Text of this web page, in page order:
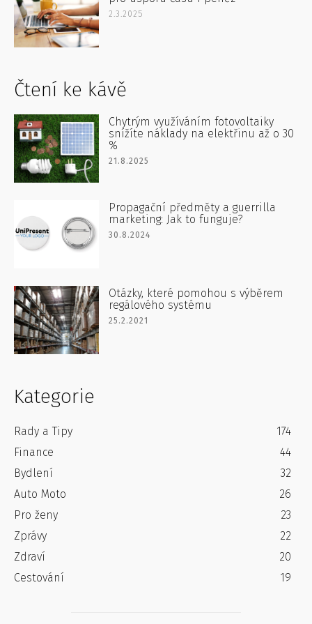
2.3.2025
Čtení ke kávě
Chytrým využíváním fotovoltaiky
snížíte náklady na elektřinu až o 30
%
21.8.2025
Propagační předměty a guerrilla
marketing: Jak to funguje?
30.8.2024
Otázky, které pomohou s výběrem
regálového systému
25.2.2021
Kategorie
Rady a Tipy
174
Finance
44
Bydlení
32
Auto Moto
26
Pro ženy
23
Zprávy
22
Zdraví
20
Cestování
19